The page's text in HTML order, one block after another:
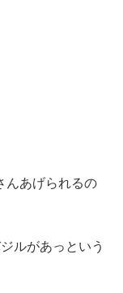
んあげられるの
ルがあっという